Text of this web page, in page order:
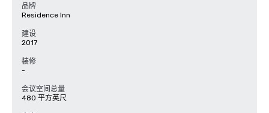
品牌
Residence Inn
建设
2017
装修
-
会议空间总量
480 平方英尺